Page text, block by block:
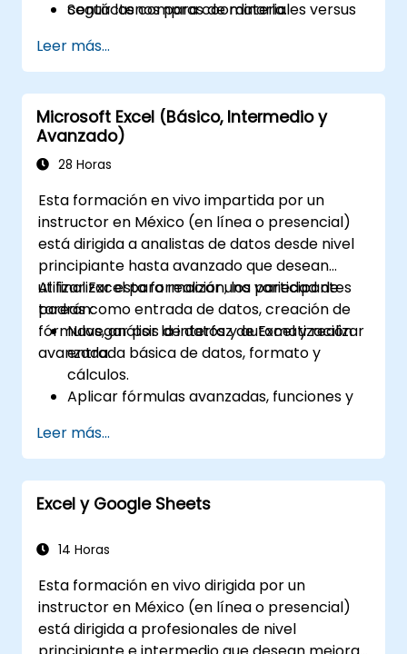
Seguir las compras de materiales versus
estructuradas.
contáctenos para coordinarla.
Leer más...
Microsoft Excel (Básico, Intermedio y
Avanzado)
28 Horas
Esta formación en vivo impartida por un
instructor en México (en línea o presencial)
está dirigida a analistas de datos desde nivel
principiante hasta avanzado que desean
utilizar Excel para realizar una variedad de
tareas como entrada de datos, creación de
fórmulas, análisis de datos y automatización
avanzada.
Al finalizar esta formación, los participantes
podrán:
Navegar por la interfaz de Excel y realizar
entrada básica de datos, formato y
cálculos.
Aplicar fórmulas avanzadas, funciones y
datos.
Crear y gestionar tablas dinámicas y
gráficos para la visualización de datos.
Utilizar herramientas como Power Query,
Automatizar tareas mediante macros y
Leer más...
Excel y Google Sheets
14 Horas
Esta formación en vivo dirigida por un
instructor en México (en línea o presencial)
está dirigida a profesionales de nivel